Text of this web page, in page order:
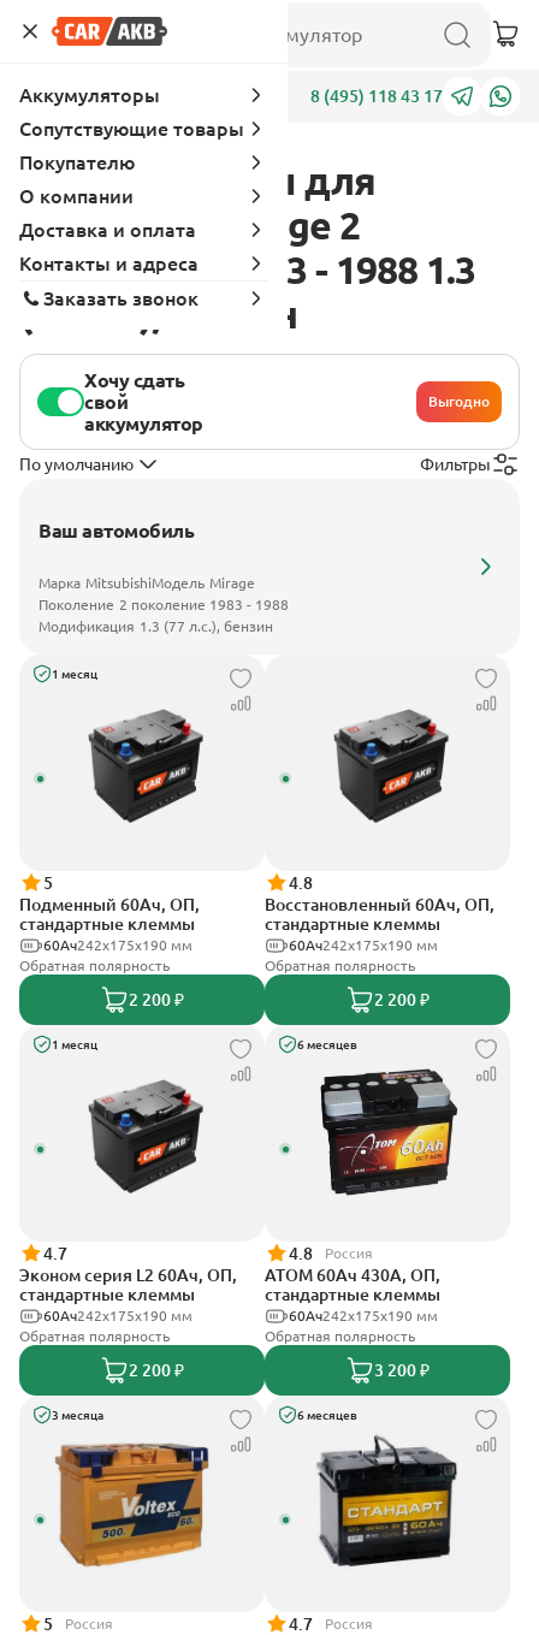
Адреса 8 (495) 118 43 17
Аккумуляторы для
Mitsubishi Mirage 2
поколение 1983 - 1988 1.3
(77 л.с.), бензин
Хочу сдать
свой
аккумулятор
Выгодно
По умолчанию Фильтры
Ваш автомобиль
Марка MitsubishiМодель Mirage
Поколение 2 поколение 1983 - 1988
Модификация 1.3 (77 л.с.), бензин
1 месяц
5
Подменный 60Ач, ОП,
стандартные клеммы
242х175х190 мм
60Ач
Обратная полярность
2 200 ₽
4.8
Восстановленный 60Ач, ОП,
стандартные клеммы
242х175х190 мм
60Ач
Обратная полярность
2 200 ₽
1 месяц
4.7
Эконом серия L2 60Ач, ОП,
стандартные клеммы
242х175х190 мм
60Ач
Обратная полярность
2 200 ₽
6 месяцев
4.8 Россия
АТОМ 60Ач 430А, ОП,
стандартные клеммы
242х175х190 мм
60Ач
Обратная полярность
3 200 ₽
3 месяца
5 Россия
6 месяцев
4.7 Россия
Аккумуляторы
Сопутствующие товары
Покупателю
О компании
Доставка и оплата
Контакты и адреса
Заказать звонок